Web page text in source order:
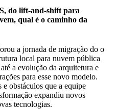
do lift-and-shift para
qual é o caminho da
a jornada de migração do o
local para nuvem pública
a evolução da arquitetura e
para esse novo modelo.
obstáculos que a equipe
expandiu novos
tecnologias.